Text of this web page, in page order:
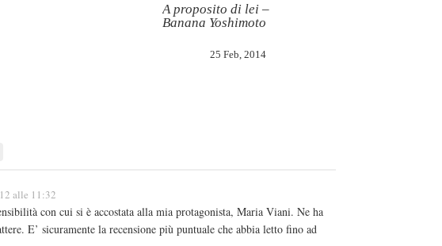
A proposito di lei –
Banana Yoshimoto
25 Feb, 2014
alle 11:32
con cui si è accostata alla mia protagonista, Maria Viani. Ne ha
E’ sicuramente la recensione più puntuale che abbia letto fino ad